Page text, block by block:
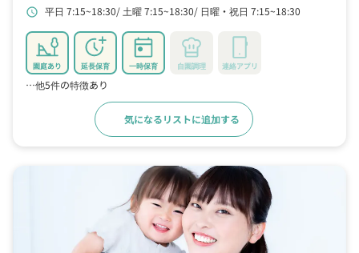
schedule 平日 7:15~18:30 土曜 7:15~18:30 日曜・祝日 7:15~18:30
園庭あり 延長保育 一時保育 自園調理 連絡アプリ
…他5件の特徴あり
気になるリストに追加する